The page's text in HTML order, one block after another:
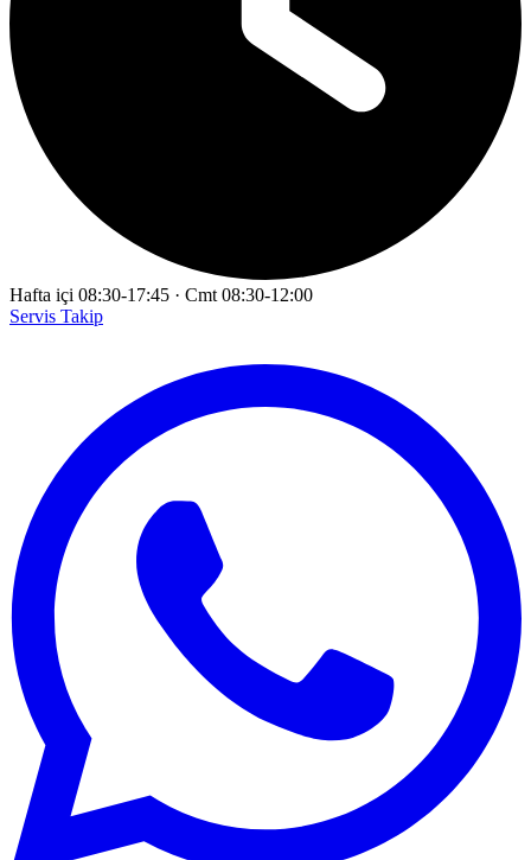
Hafta içi 08:30-17:45 · Cmt 08:30-12:00
Servis Takip